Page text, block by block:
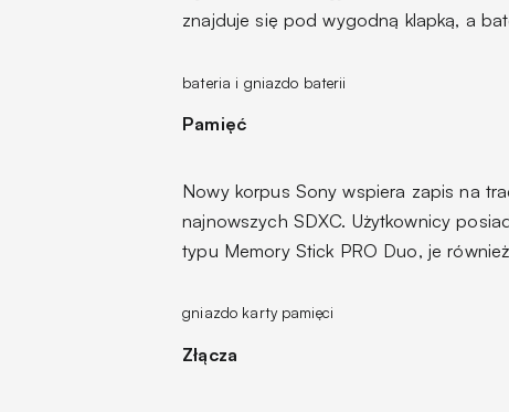
znajduje się pod wygodną klapką, a
bateria i gniazdo baterii
Pamięć
Nowy korpus Sony wspiera zapis na
najnowszych SDXC. Użytkownicy
typu Memory Stick PRO Duo, je
gniazdo karty pamięci
Złącza